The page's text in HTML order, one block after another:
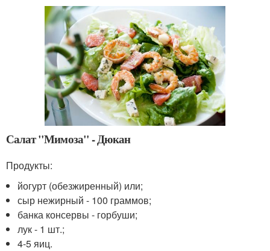
Салат "Мимоза" - Дюкан
Продукты:
йогурт (обезжиренный) или;
сыр нежирный - 100 граммов;
банка консервы - горбуши;
лук - 1 шт.;
4-5 яиц.